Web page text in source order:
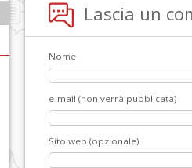
Lascia un
Nome
e-mail (non verrà pubblicata)
Sito web (opzionale)